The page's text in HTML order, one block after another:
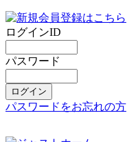
ログインID
パスワード
パスワードをお忘れの方